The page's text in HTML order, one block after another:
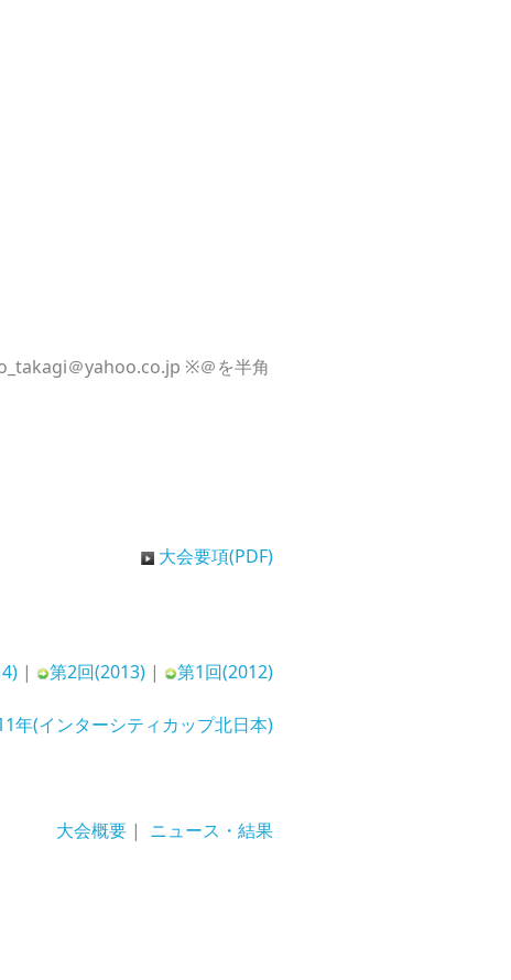
＠yahoo.co.jp ※＠を半角
大会要項(PDF)
| 第2回(2013) | 第1回(2012)
年(インターシティカップ北日本)
大会概要 | ニュース・結果